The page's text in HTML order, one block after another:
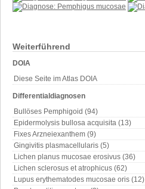
Weiterführend
DOIA
Diese Seite im Atlas DOIA
Differentialdiagnosen
Bullöses Pemphigoid (94)
Epidermolysis bullosa acquisita (13)
Fixes Arzneiexanthem (9)
Gingivitis plasmacellularis (5)
Lichen planus mucosae erosivus (36)
Lichen sclerosus et atrophicus (62)
Lupus erythematodes mucosae oris (12)